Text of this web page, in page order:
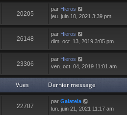
20205
par Hieros
jeu. juin 10, 2021 3:39 pm
26148
par Hieros
dim. oct. 13, 2019 3:05 pm
23306
par Hieros
ven. oct. 04, 2019 11:01 am
Vues Dernier message
22707
par Galateia
lun. juin 21, 2021 11:17 am